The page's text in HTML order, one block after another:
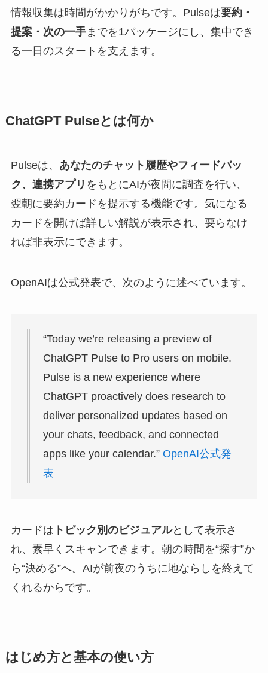
情報収集は時間がかかりがちです。Pulseは要約・
提案・次の一手までを1パッケージにし、集中でき
る一日のスタートを支えます。
ChatGPT Pulseとは何か
Pulseは、 あなたのチャット履歴やフィードバッ
ク、連携アプリ をもとにAIが夜間に調査を行い、
翌朝に要約カードを提示する機能です。気になる
カードを開けば詳しい解説が表示され、要らなけ
れば非表示にできます。
OpenAIは公式発表で、次のように述べています。
“Today we’re releasing a preview of
ChatGPT Pulse to Pro users on mobile.
Pulse is a new experience where
ChatGPT proactively does research to
deliver personalized updates based on
your chats, feedback, and connected
apps like your calendar.” OpenAI公式発
表
カードは トピック別のビジュアルとして表示さ
れ、素早くスキャンできます。朝の時間を“探す”か
ら“決める”へ。AIが前夜のうちに地ならしを終えて
くれるからです。
はじめ方と基本の使い方